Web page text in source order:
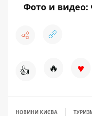
Фото и
👍 🔥 ♥
НОВИНИ КИЄВА